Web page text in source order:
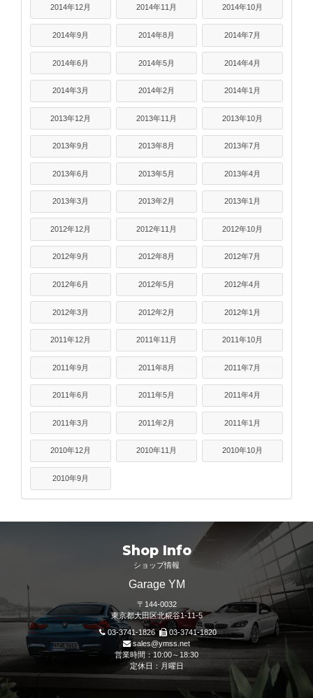
2014年12月 2014年11月 2014年10月
2014年9月 2014年8月 2014年7月
2014年6月 2014年5月 2014年4月
2014年3月 2014年2月 2014年1月
2013年12月 2013年11月 2013年10月
2013年9月 2013年8月 2013年7月
2013年6月 2013年5月 2013年4月
2013年3月 2013年2月 2013年1月
2012年12月 2012年11月 2012年10月
2012年9月 2012年8月 2012年7月
2012年6月 2012年5月 2012年4月
2012年3月 2012年2月 2012年1月
2011年12月 2011年11月 2011年10月
2011年9月 2011年8月 2011年7月
2011年6月 2011年5月 2011年4月
2011年3月 2011年2月 2011年1月
2010年12月 2010年11月 2010年10月
2010年9月
Shop Info
ショップ情報
Garage YM
〒144-0032
東京都大田区北糀谷1-11-5
03-3741-1826
03-3741-1820
sales@ymss.net
営業時間：10:00～18:30
定休日：月曜日